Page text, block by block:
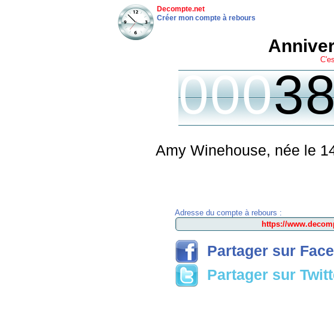
Decompte.net
Créer mon compte à rebours
000
Amy Winehouse, née le
Adresse du compte à rebours :
Partager sur
Partager sur